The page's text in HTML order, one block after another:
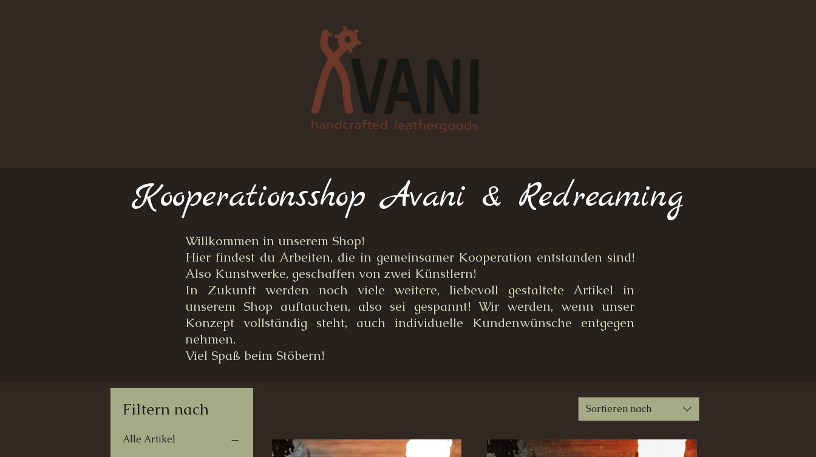
Kooperationsshop Avani & Redreaming
Willkommen in unserem Shop!
Hier findest du Arbeiten, die in gemeinsamer Kooperation entstanden sind!
Also Kunstwerke, geschaffen von zwei Künstlern!
In Zukunft werden noch viele weitere, liebevoll gestaltete Artikel in
unserem Shop auftauchen, also sei gespannt! Wir werden, wenn unser
Konzept vollständig steht, auch individuelle Kundenwünsche entgegen
nehmen.
Viel Spaß beim Stöbern!
Filtern nach
Alle Artikel
Sortieren nach